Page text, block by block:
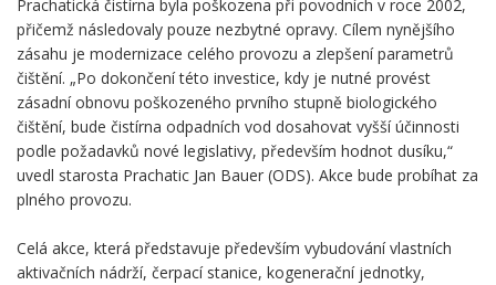
Prachatická čistírna byla poškozena při povodních v roce 2002,
přičemž následovaly pouze nezbytné opravy. Cílem nynějšího
zásahu je modernizace celého provozu a zlepšení parametrů
čištění. „Po dokončení této investice, kdy je nutné provést
zásadní obnovu poškozeného prvního stupně biologického
čištění, bude čistírna odpadních vod dosahovat vyšší účinnosti
podle požadavků nové legislativy, především hodnot dusíku,“
uvedl starosta Prachatic Jan Bauer (ODS). Akce bude probíhat za
plného provozu.
Celá akce, která představuje především vybudování vlastních
aktivačních nádrží, čerpací stanice, kogenerační jednotky,